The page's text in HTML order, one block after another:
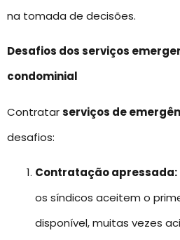
na tomada de decisões.
Desafios dos serviços
condominial
Contratarserviços de
desafios:
Contratação apressada:
os síndicos aceitem o
disponível, muitas vezes